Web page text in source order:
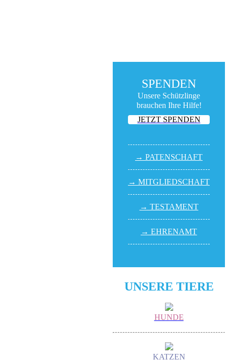
SPENDEN
Unsere Schützlinge
brauchen Ihre Hilfe!
JETZT SPENDEN
→ PATEN­SCHAFT
→ MITGLIED­SCHAFT
→ TESTA­MENT
→ EHREN­AMT
UNSERE TIERE
HUNDE
KATZEN